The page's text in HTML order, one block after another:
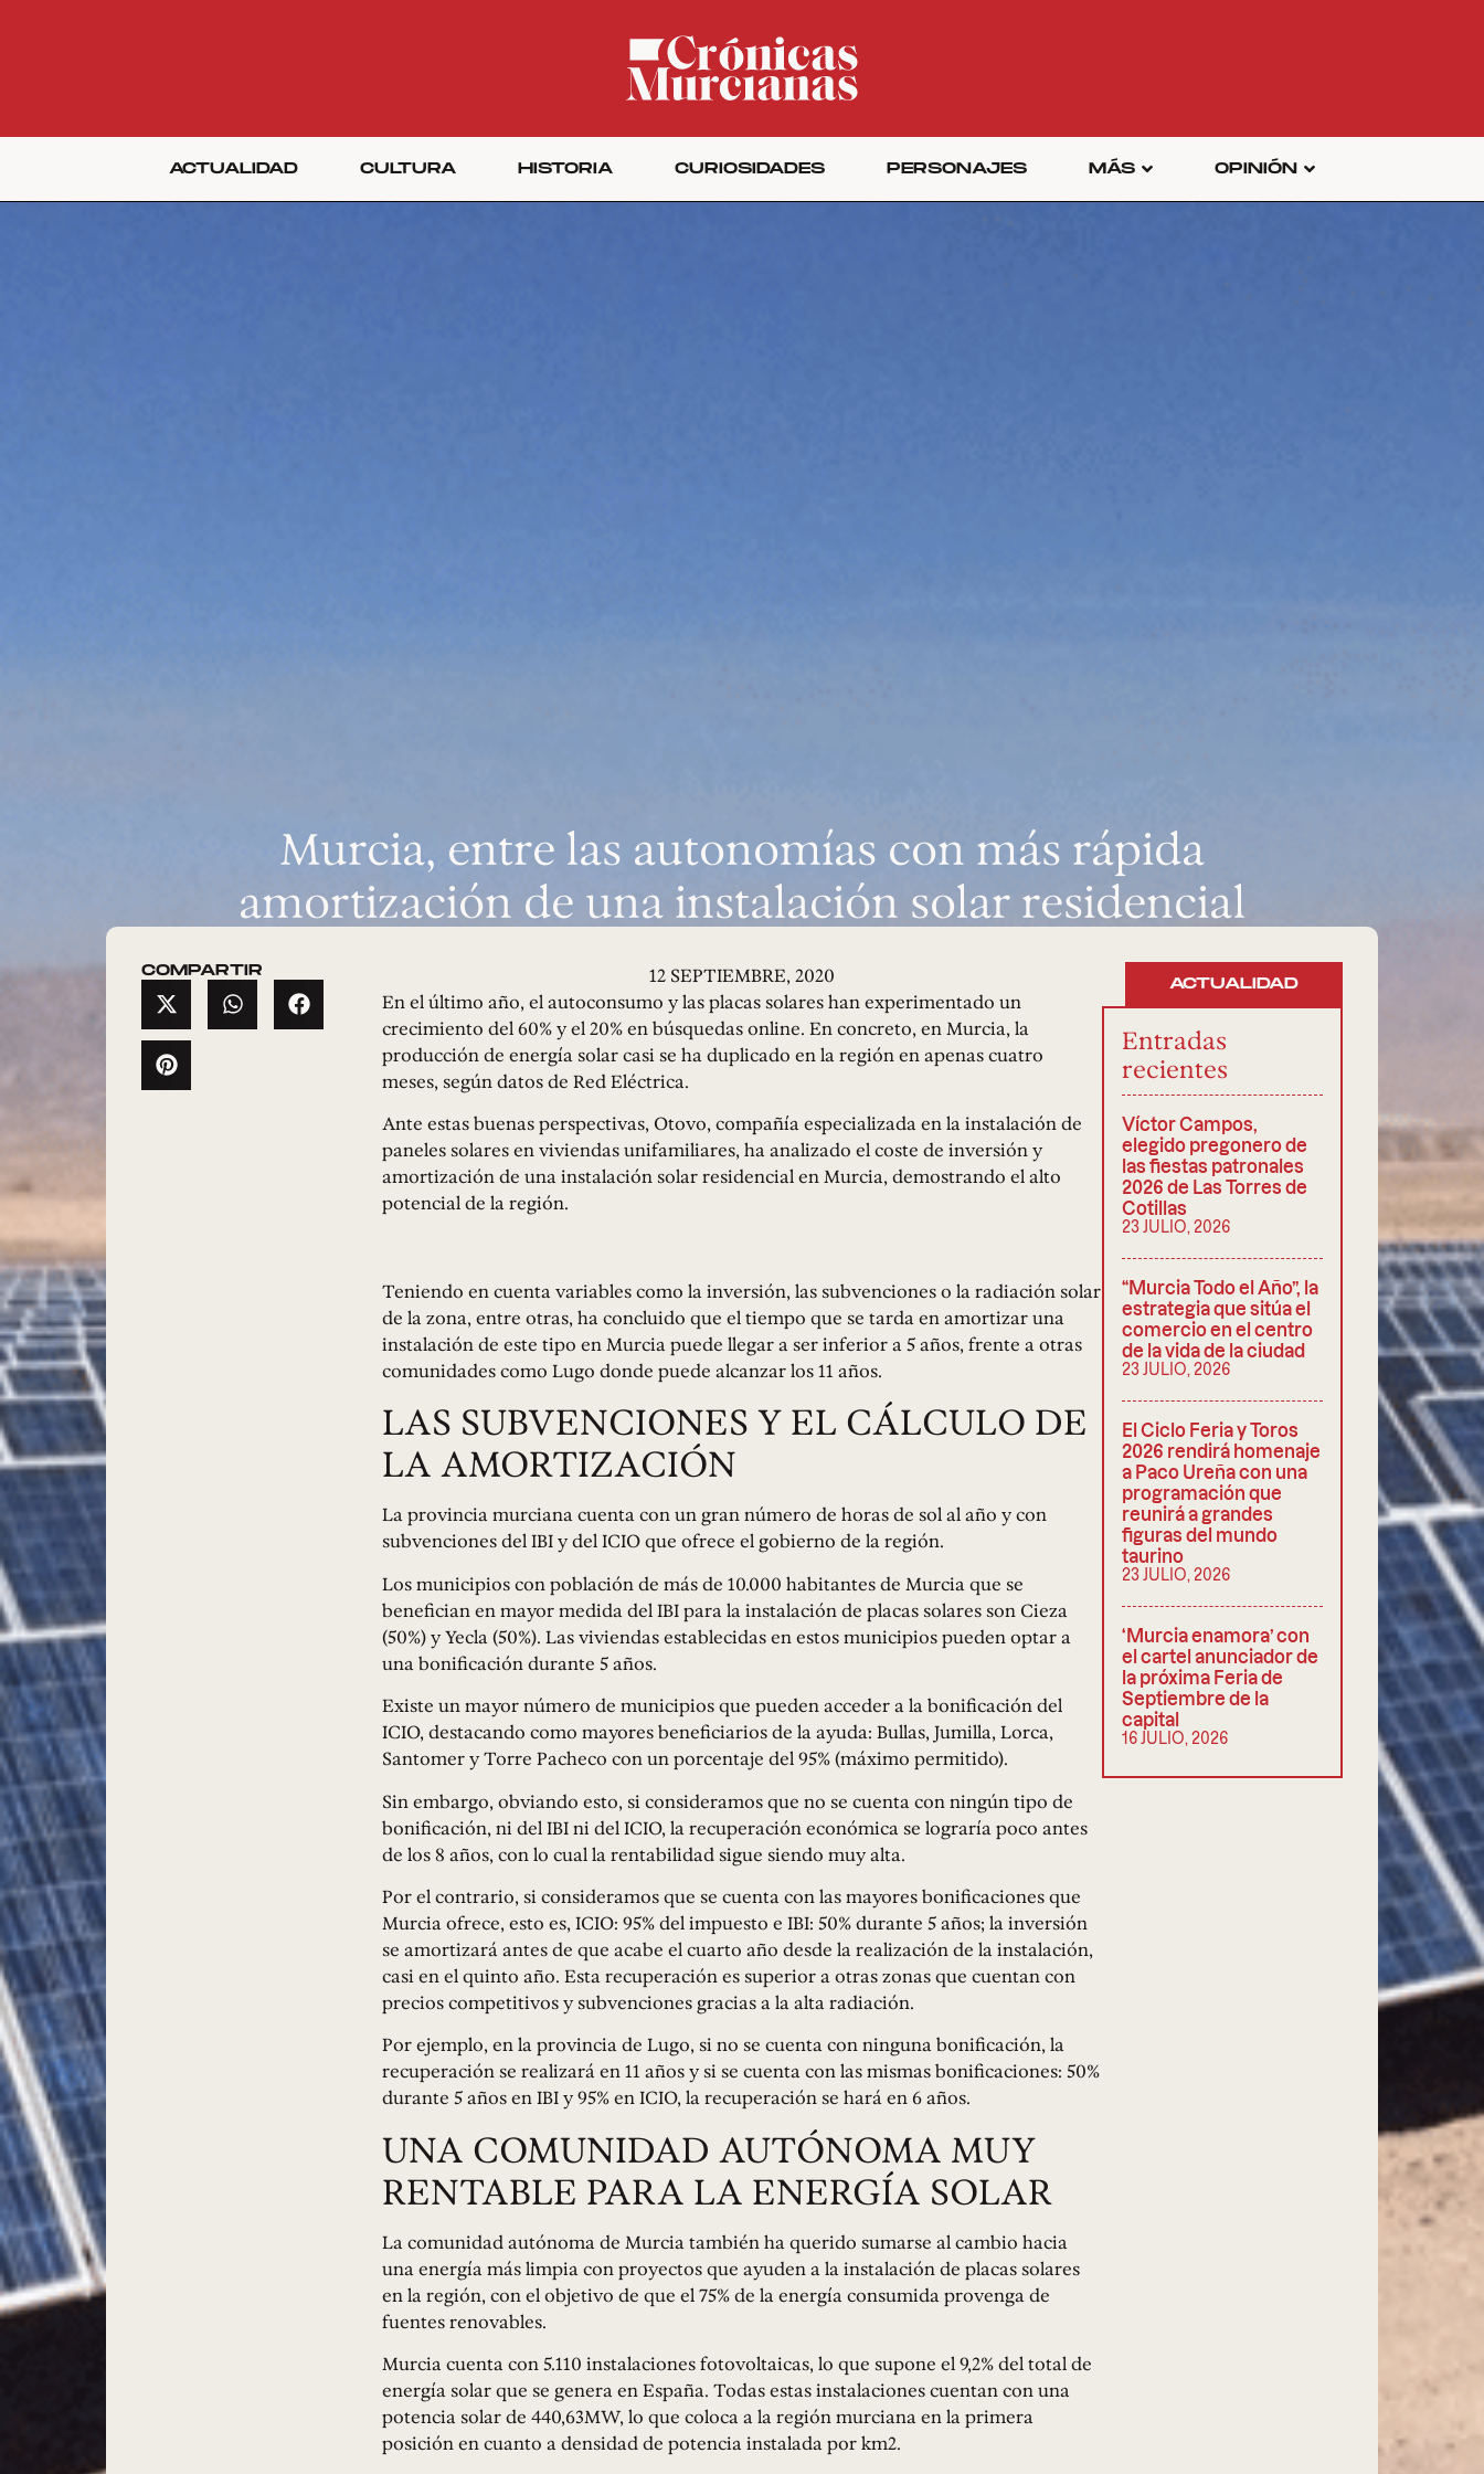
ACTUALIDAD CULTURA HISTORIA CURIOSIDADES PERSONAJES MÁS OPINIÓN
Murcia, entre las autonomías con más rápida
amortización de una instalación solar residencial
COMPARTIR
12 SEPTIEMBRE, 2020
En el último año, el autoconsumo y las placas solares han experimentado un
crecimiento del 60% y el 20% en búsquedas online. En concreto, en Murcia, la
producción de energía solar casi se ha duplicado en la región en apenas cuatro
meses, según datos de Red Eléctrica.
Ante estas buenas perspectivas, Otovo, compañía especializada en la instalación de
paneles solares en viviendas unifamiliares, ha analizado el coste de inversión y
amortización de una instalación solar residencial en Murcia, demostrando el alto
potencial de la región.
Teniendo en cuenta variables como la inversión, las subvenciones o la radiación solar
de la zona, entre otras, ha concluido que el tiempo que se tarda en amortizar una
instalación de este tipo en Murcia puede llegar a ser inferior a 5 años, frente a otras
comunidades como Lugo donde puede alcanzar los 11 años.
LAS SUBVENCIONES Y EL CÁLCULO DE
LA AMORTIZACIÓN
La provincia murciana cuenta con un gran número de horas de sol al año y con
subvenciones del IBI y del ICIO que ofrece el gobierno de la región.
Los municipios con población de más de 10.000 habitantes de Murcia que se
benefician en mayor medida del IBI para la instalación de placas solares son Cieza
(50%) y Yecla (50%). Las viviendas establecidas en estos municipios pueden optar a
una bonificación durante 5 años.
Existe un mayor número de municipios que pueden acceder a la bonificación del
ICIO, destacando como mayores beneficiarios de la ayuda: Bullas, Jumilla, Lorca,
Santomer y Torre Pacheco con un porcentaje del 95% (máximo permitido).
Sin embargo, obviando esto, si consideramos que no se cuenta con ningún tipo de
bonificación, ni del IBI ni del ICIO, la recuperación económica se lograría poco antes
de los 8 años, con lo cual la rentabilidad sigue siendo muy alta.
Por el contrario, si consideramos que se cuenta con las mayores bonificaciones que
Murcia ofrece, esto es, ICIO: 95% del impuesto e IBI: 50% durante 5 años; la inversión
se amortizará antes de que acabe el cuarto año desde la realización de la instalación,
casi en el quinto año. Esta recuperación es superior a otras zonas que cuentan con
precios competitivos y subvenciones gracias a la alta radiación.
Por ejemplo, en la provincia de Lugo, si no se cuenta con ninguna bonificación, la
recuperación se realizará en 11 años y si se cuenta con las mismas bonificaciones: 50%
durante 5 años en IBI y 95% en ICIO, la recuperación se hará en 6 años.
UNA COMUNIDAD AUTÓNOMA MUY
RENTABLE PARA LA ENERGÍA SOLAR
La comunidad autónoma de Murcia también ha querido sumarse al cambio hacia
una energía más limpia con proyectos que ayuden a la instalación de placas solares
en la región, con el objetivo de que el 75% de la energía consumida provenga de
fuentes renovables.
Murcia cuenta con 5.110 instalaciones fotovoltaicas, lo que supone el 9,2% del total de
energía solar que se genera en España. Todas estas instalaciones cuentan con una
potencia solar de 440,63MW, lo que coloca a la región murciana en la primera
posición en cuanto a densidad de potencia instalada por km2.
ACTUALIDAD
Entradas
recientes
Víctor Campos,
elegido pregonero de
las fiestas patronales
2026 de Las Torres de
Cotillas
23 JULIO, 2026
“Murcia Todo el Año”, la
estrategia que sitúa el
comercio en el centro
de la vida de la ciudad
23 JULIO, 2026
El Ciclo Feria y Toros
2026 rendirá homenaje
a Paco Ureña con una
programación que
reunirá a grandes
figuras del mundo
taurino
23 JULIO, 2026
‘Murcia enamora’ con
el cartel anunciador de
la próxima Feria de
Septiembre de la
capital
16 JULIO, 2026